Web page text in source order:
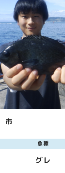
市
魚種
グレ